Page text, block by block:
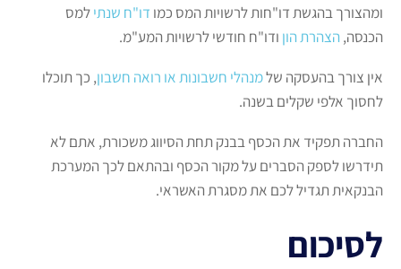
ומהצורך בהגשת דו"חות לרשויות המס כמו דו"ח שנתילמס
הכנסה,הצהרת הון ודו"ח חודשי לרשויות המע"מ.
אין צורך בהעסקה שלמנהלי חשבונות או רואה חשבון, כך תוכלו
לחסוך אלפי שקלים בשנה.
החברה תפקיד את הכסף בבנק תחת הסיווג משכורת, אתם לא
תידרשו לספק הסברים על מקור הכסף ובהתאם לכך המערכת
הבנקאית תגדיל לכם את מסגרת האשראי.
לסיכום